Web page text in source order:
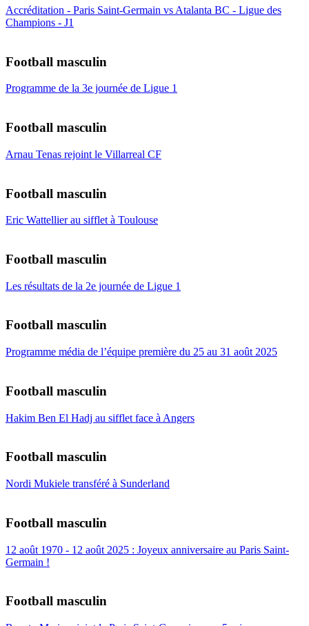
Accréditation - Paris Saint-Germain vs Atalanta BC - Ligue des
Champions - J1
Football masculin
Programme de la 3e journée de Ligue 1
Football masculin
Arnau Tenas rejoint le Villarreal CF
Football masculin
Eric Wattellier au sifflet à Toulouse
Football masculin
Les résultats de la 2e journée de Ligue 1
Football masculin
Programme média de l’équipe première du 25 au 31 août 2025
Football masculin
Hakim Ben El Hadj au sifflet face à Angers
Football masculin
Nordi Mukiele transféré à Sunderland
Football masculin
12 août 1970 - 12 août 2025 : Joyeux anniversaire au Paris Saint-
Germain !
Football masculin